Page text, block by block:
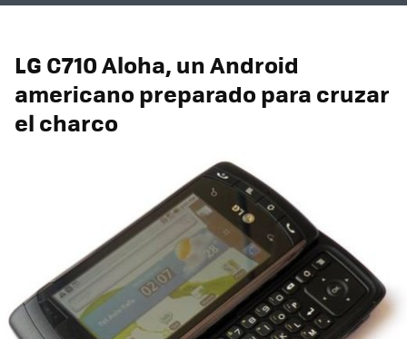
LG C710 Aloha, un Android
americano preparado para cruzar
el charco